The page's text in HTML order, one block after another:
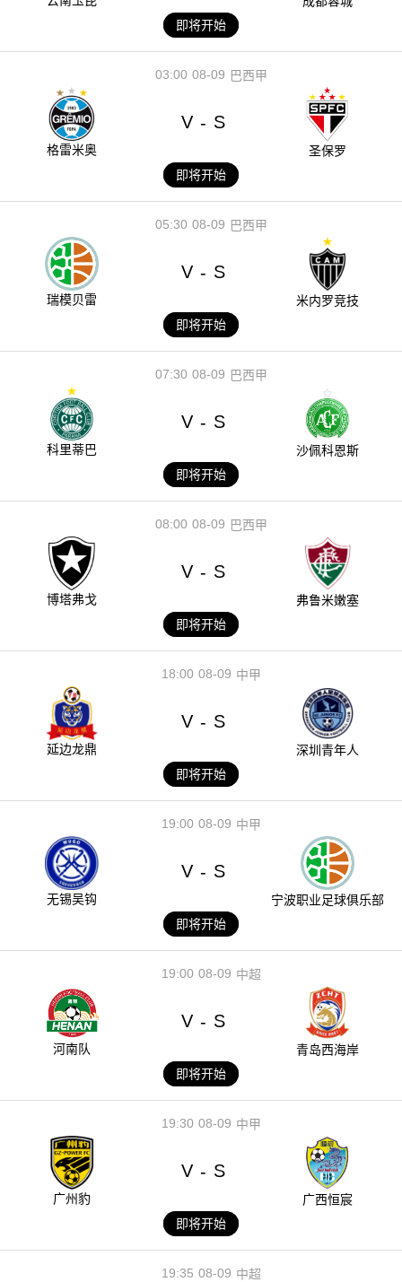
即将开始
08-09
03:00 巴西甲
格雷米奥
V - S
圣保罗
即将开始
08-09
05:30 巴西甲
瑞模贝雷
V - S
米内罗竞技
即将开始
08-09
07:30 巴西甲
科里蒂巴
V - S
沙佩科恩斯
即将开始
08-09
08:00 巴西甲
博塔弗戈
V - S
弗鲁米嫩塞
即将开始
08-09
18:00 中甲
延边龙鼎
V - S
深圳青年人
即将开始
08-09
19:00 中甲
无锡吴钩
V - S
宁波职业足球俱乐部
即将开始
08-09
19:00 中超
河南队
V - S
青岛西海岸
即将开始
08-09
19:30 中甲
广州豹
V - S
广西恒宸
即将开始
08-09
19:35 中超